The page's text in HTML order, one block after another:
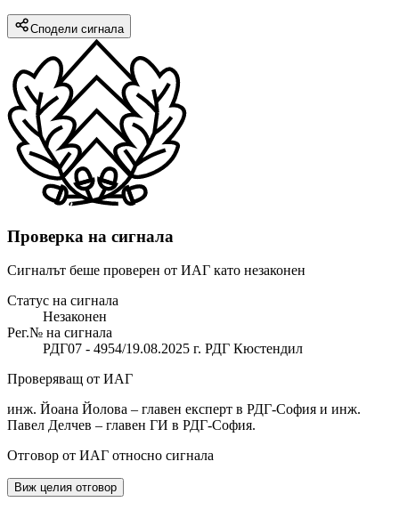
Сподели сигнала
Проверка на сигнала
Сигналът беше проверен от ИАГ като незаконен
Статус на сигнала
Незаконен
Рег.№ на сигнала
РДГ07 - 4954/19.08.2025 г. РДГ Кюстендил
Проверяващ от ИАГ
инж. Йоана Йолова – главен експерт в РДГ-София и инж.
Павел Делчев – главен ГИ в РДГ-София.
Отговор от ИАГ относно сигнала
Виж целия отговор